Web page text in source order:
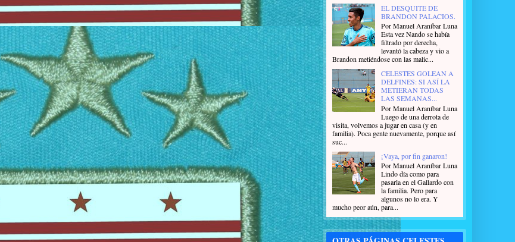
EL DESQUITE DE
BRANDON PALACIOS.
Por Manuel Araníbar Luna
Esta vez Nando se había
filtrado por derecha,
levantó la cabeza y vio a
Brandon metiéndose con las malic...
CELESTES GOLEAN A
DELFINES: SI ASÍ LA
METIERAN TODAS
LAS SEMANAS...
Por Manuel Araníbar Luna
Luego de una derrota de
visita, volvemos a jugar en casa (y en
familia). Poca gente nuevamente, porque así
suc...
¡Vaya, por fin ganaron!
Por Manuel Araníbar Luna
Lindo día como para
pasarla en el Gallardo con
la familia. Pero para
algunos no lo era. Y
mucho peor aún, para...